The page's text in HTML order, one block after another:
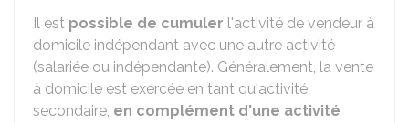
Il est possible de cumuler l'activité de vendeur à
domicile indépendant avec une autre activité
(salariée ou indépendante). Généralement, la vente
à domicile est exercée en tant qu'activité
secondaire, en complément d'une activité